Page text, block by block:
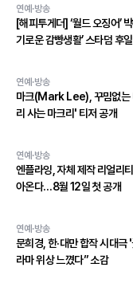
연예·방송
[해피투게더] ‘월드 오징어’
기로운 감빵생활’ 스타덤 후
연예·방송
마크(Mark Lee), 꾸밈없는
리 사는 마크리' 티저 공개
연예·방송
엔플라잉, 자체 제작 리얼리
아온다…8월 12일 첫 공개
연예·방송
문희경, 한·대만 합작 시대
라마 위상 느꼈다” 소감